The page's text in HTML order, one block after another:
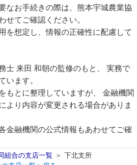
なお手続きの際は、熊本宇城農業協
せてご確認ください。
を想定し、情報の正確性に配慮して
士 来田 和朝の監修のもと、 実務で
います。
もとに整理していますが、 金融機関
より内容が変更される場合がありま
金融機関の公式情報もあわせてご確
組合の支店一覧
下北支所